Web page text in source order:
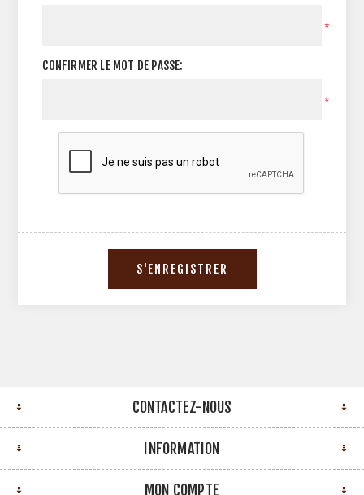
*
CONFIRMER LE MOT DE PASSE:
*
CONTACTEZ-NOUS
INFORMATION
MON COMPTE